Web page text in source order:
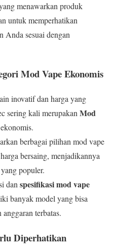
menawarkan produk
untuk memperhatikan
Anda sesuai dengan
Mod Vape Ekonomis
inovatif dan harga yang
sering kali merupakan Mod
berbagai pilihan mod vape
bersaing, menjadikannya
yang populer.
dan spesifikasi mod vape
banyak model yang bisa
terbatas.
Diperhatikan